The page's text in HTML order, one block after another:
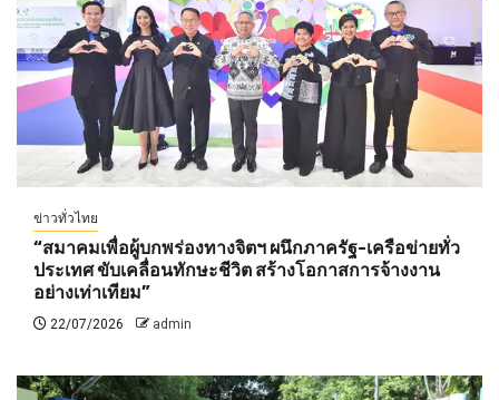
ข่าวทั่วไทย
“สมาคมเพื่อผู้บกพร่องทางจิตฯ ผนึกภาครัฐ-เครือข่ายทั่ว
ประเทศ ขับเคลื่อนทักษะชีวิต สร้างโอกาสการจ้างงาน
อย่างเท่าเทียม”
22/07/2026 admin